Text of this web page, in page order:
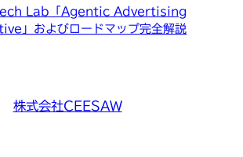
Lab「Agentic Advertising
」およびロードマップ完全解説
株式会社CEESAW